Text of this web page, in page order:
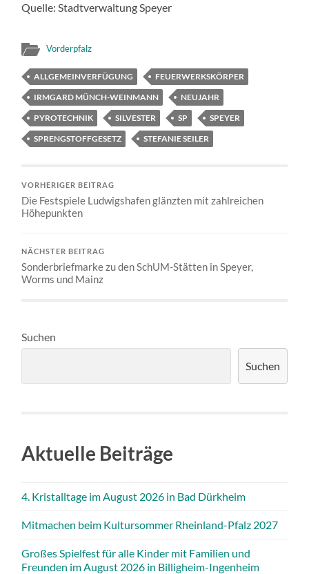
Quelle: Stadtverwaltung Speyer
Vorderpfalz
ALLGEMEINVERFÜGUNG
FEUERWERKSKÖRPER
IRMGARD MÜNCH-WEINMANN
NEUJAHR
PYROTECHNIK
SILVESTER SP
SPEYER
SPRENGSTOFFGESETZ
STEFANIE SEILER
VORHERIGER BEITRAG
Die Festspiele Ludwigshafen glänzten mit zahlreichen
Höhepunkten
NÄCHSTER BEITRAG
Sonderbriefmarke zu den SchUM-Stätten in Speyer,
Worms und Mainz
Suchen
Suchen
Aktuelle Beiträge
4. Kristalltage im August 2026 in Bad Dürkheim
Mitmachen beim Kultursommer Rheinland-Pfalz 2027
Großes Spielfest für alle Kinder mit Familien und
Freunden im August 2026 in Billigheim-Ingenheim